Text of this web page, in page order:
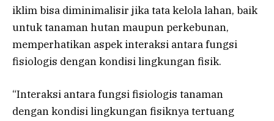
iklim bisa diminimalisir jika tata kelola lahan, baik
untuk tanaman hutan maupun perkebunan,
memperhatikan aspek interaksi antara fungsi
fisiologis dengan kondisi lingkungan fisik.
“Interaksi antara fungsi fisiologis tanaman
dengan kondisi lingkungan fisiknya tertuang